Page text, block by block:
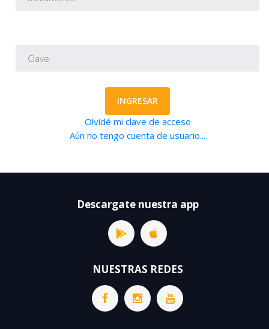
INGRESAR
Olvidé mi clave de acceso
Aún no tengo cuenta de usuario...
Descargate nuestra app
NUESTRAS REDES